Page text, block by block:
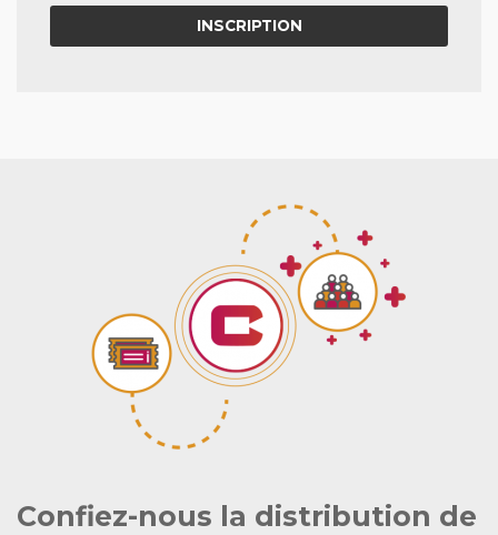
INSCRIPTION
Confiez-nous la distribution de